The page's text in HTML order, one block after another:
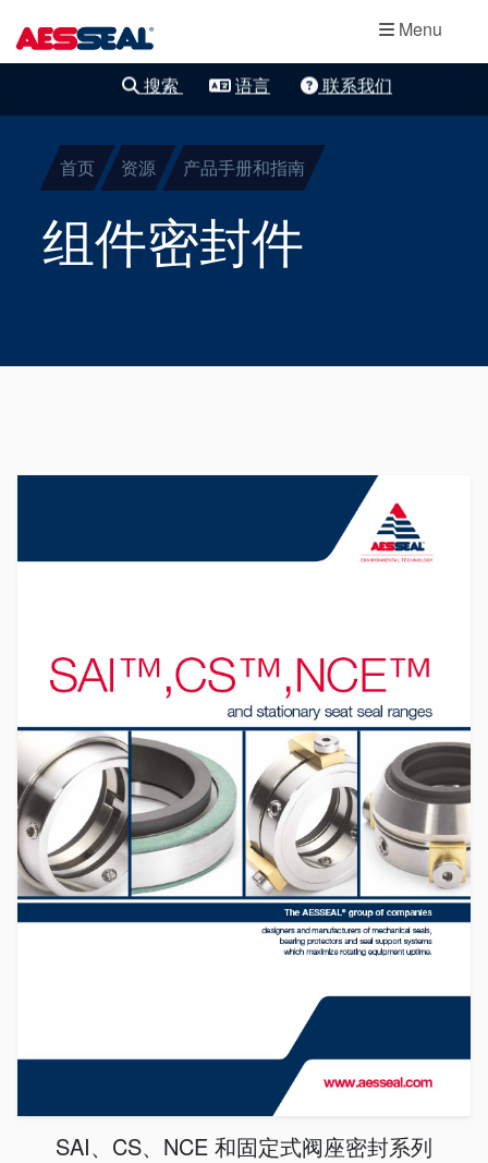
Menu
轴承保护器
集装式机械密
封
两部件密封
干气密封
密封辅助系统
认证和标准
联系我们
地点
文章
可持续发展
搜索 语言 联系我们
首页 资源 产品手册和指南
组件密封件
SAI、CS、NCE 和固定式阀座密封系列